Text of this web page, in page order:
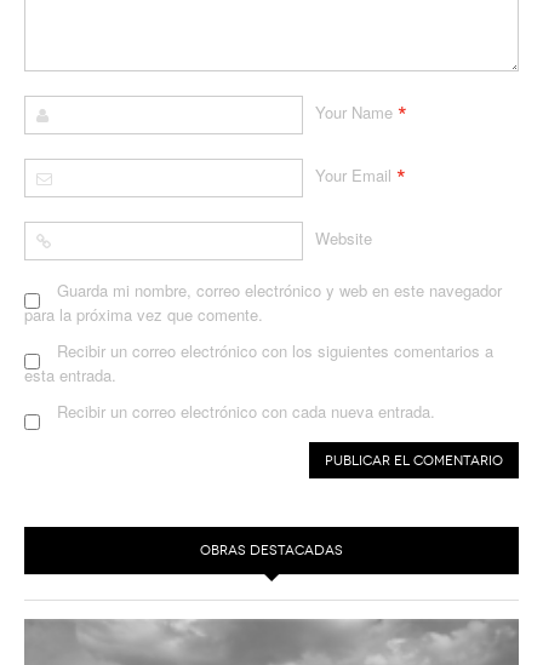
Your Name *
Your Email *
Website
Guarda mi nombre, correo electrónico y web en este navegador
para la próxima vez que comente.
Recibir un correo electrónico con los siguientes comentarios a
esta entrada.
Recibir un correo electrónico con cada nueva entrada.
OBRAS DESTACADAS